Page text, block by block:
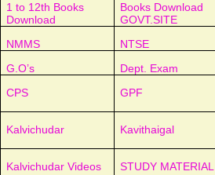
1 to 12th Books
Download
Books Download
GOVT.SITE
NMMS
NTSE
G.O’s
Dept. Exam
CPS
GPF
Kalvichudar Kavithaigal
Kalvichudar Videos
STUDY MATERIAL